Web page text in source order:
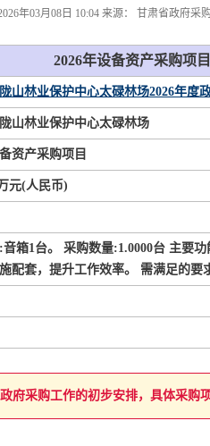
年03月08日 10:04 来源： 甘肃省政府采
2026年设备资产采购项目
山林业保护中心太碌林场2026年度
山林业保护中心太碌林场
资产采购项目
元(人民币)
箱1台。 采购数量:1.0000台 主要
配套，提升工作效率。 需满足的要
府采购工作的初步安排，具体采购